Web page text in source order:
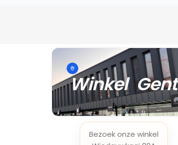
Winkel Gent
Bezoek onze winkel